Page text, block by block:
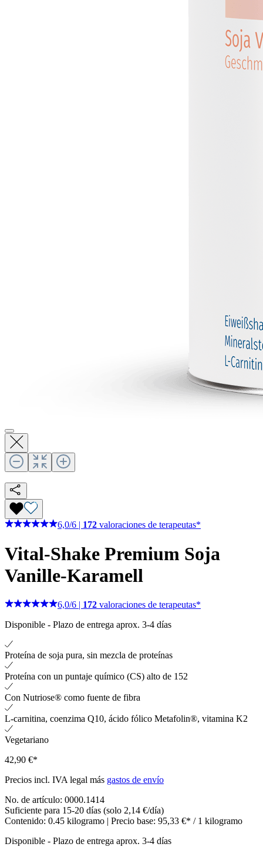
6,0/6 172 valoraciones de terapeutas*
Vital-Shake Premium Soja
Vanille-Karamell
6,0/6 | 172 valoraciones de terapeutas*
Disponible - Plazo de entrega aprox. 3-4 días
Proteína de soja pura, sin mezcla de proteínas
Proteína con un puntaje químico (CS) alto de 152
Con Nutriose® como fuente de fibra
L-carnitina, coenzima Q10, ácido fólico Metafolin®, vitamina K2
Vegetariano
42,90 €*
Precios incl. IVA legal más gastos de envío
No. de artículo: 0000.1414
Suficiente para 15-20 días (solo 2,14 €/día)
Contenido: 0.45 kilogramo | Precio base: 95,33 €* / 1 kilogramo
Disponible - Plazo de entrega aprox. 3-4 días